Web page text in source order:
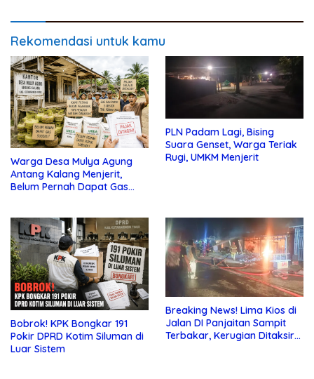
Rekomendasi untuk kamu
Warga Desa Mulya Agung
Antang Kalang Menjerit,
Belum Pernah Dapat Gas
PLN Padam Lagi, Bising
Suara Genset, Warga Teriak
Rugi, UMKM Menjerit
Bobrok! KPK Bongkar 191
Pokir DPRD Kotim Siluman di
Luar Sistem
Breaking News! Lima Kios di
Jalan DI Panjaitan Sampit
Terbakar, Kerugian Ditaksir